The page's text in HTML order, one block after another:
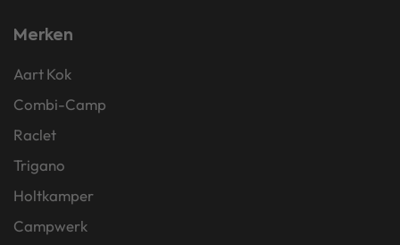
Merken
Aart Kok
Combi-Camp
Raclet
Trigano
Holtkamper
Campwerk